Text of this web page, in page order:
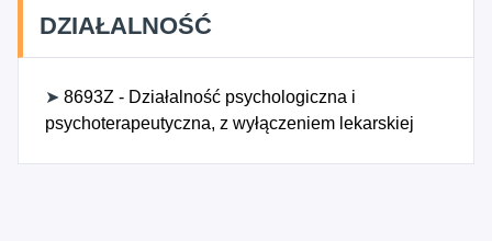
DZIAŁALNOŚĆ
➤ 8693Z - Działalność psychologiczna i
psychoterapeutyczna, z wyłączeniem lekarskiej